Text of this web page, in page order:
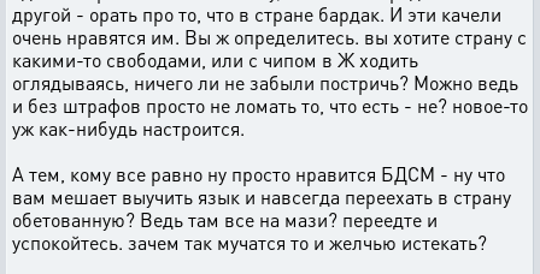
другой - орать про то, что в стране бардак. И эти качели
очень нравятся им. Вы ж определитесь. вы хотите страну с
какими-то свободами, или с чипом в Ж ходить
оглядываясь, ничего ли не забыли постричь? Можно ведь
и без штрафов просто не ломать то, что есть - не? новое-то
уж как-нибудь настроится.
А тем, кому все равно ну просто нравится БДСМ - ну что
вам мешает выучить язык и навсегда переехать в страну
обетованную? Ведь там все на мази? переедте и
успокойтесь. зачем так мучатся то и желчью истекать?